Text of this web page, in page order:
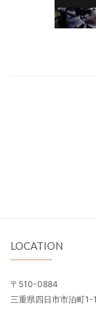
LOCATION
〒510-0884
三重県四日市市泊町